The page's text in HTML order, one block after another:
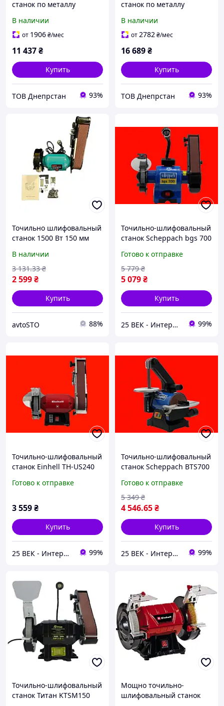
станок по металлу
В наличии
от 1906₴/мес
11 437₴
Купить
ТОВ Днепрстан 93%
станок по металлу
В наличии
от2782₴/мес
16 689₴
Купить
ТОВ Днепрстан 93%
Точильно шлифовальный
станок 1500 Вт 150 мм
металла
В наличии
2 599₴
3 131.33 ₴
Купить
avtoSTO 88%
Точильно-шлифовальный
станок Scheppach bgs 700
Готово к отправке
5 079₴
5 779 ₴
Купить
25 ВЕК - Интернет-Магазин: электрический, бензиновый, аккумуляторный инструмент и строительство. 99%
Точильно-шлифовальный
станок Einhell TH-US240
Готово к отправке
3 559₴
Купить
25 ВЕК - Интернет-Магазин: электрический, бензиновый, аккумуляторный инструмент и строительство. 99%
Точильно-шлифовальный
станок Scheppach BTS700
Готово к отправке
4 546.65₴
5 349 ₴
Купить
25 ВЕК - Интернет-Магазин: электрический, бензиновый, аккумуляторный инструмент и строительство. 99%
Точильно-шлифовальный
станок Титан KTSM150
Мощно точильно-
шлифовальный станок